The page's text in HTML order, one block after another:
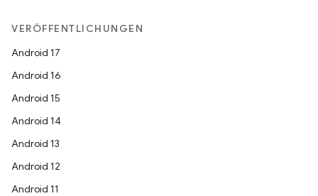
VERÖFFENTLICHUNGEN
Android 17
Android 16
Android 15
Android 14
Android 13
Android 12
Android 11